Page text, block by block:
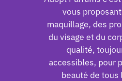
vous
maquillage, des
du visage et du
qualité,
accessibles, pour
beauté de tous